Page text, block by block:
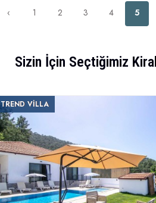
‹ 1 2 3 4 5
Sizin İçin Seçtiğimiz
TREND VİLLA